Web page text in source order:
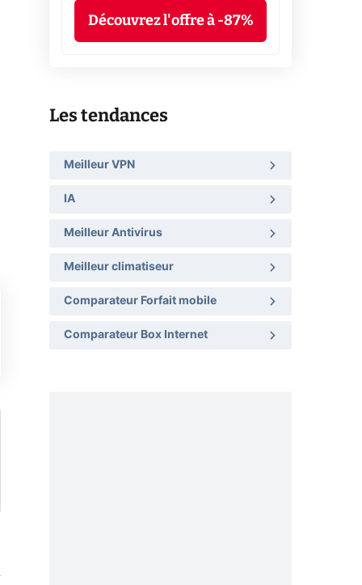
Découvrez l'offre à -87%
Les tendances
Meilleur VPN
IA
Meilleur Antivirus
Meilleur climatiseur
Comparateur Forfait mobile
Comparateur Box Internet